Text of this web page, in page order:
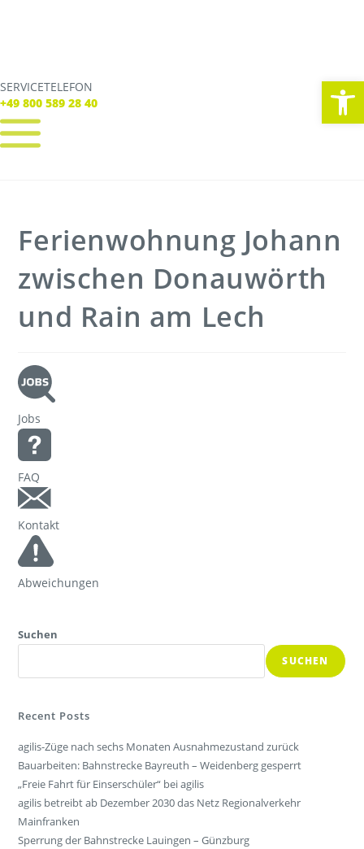
SERVICETELEFON
+49 800 589 28 40
SERVICE TELEFON
+49 800 589 28 40
Tickets
Freizeit
Unternehmen
Ferienwohnung Johann
zwischen Donauwörth
und Rain am Lech
Jobs
FAQ
Kontakt
Abweichungen
Suchen
SUCHEN
Recent Posts
agilis-Züge nach sechs Monaten Ausnahmezustand zurück
Bauarbeiten: Bahnstrecke Bayreuth – Weidenberg gesperrt
„Freie Fahrt für Einserschüler“ bei agilis
agilis betreibt ab Dezember 2030 das Netz Regionalverkehr
Mainfranken
Sperrung der Bahnstrecke Lauingen – Günzburg